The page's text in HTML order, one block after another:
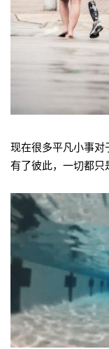
现在很多平凡小事对
有了彼此，一切都只